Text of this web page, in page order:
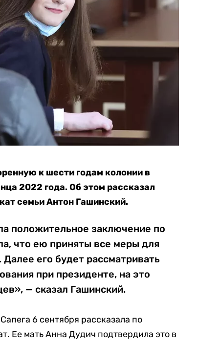
к шести годам колонии в
2022 года. Об этом рассказал
семьи Антон Гашинский.
положительное заключение по
что ею приняты все меры для
его будет рассматривать
при президенте, на это
— сказал Гашинский.
6 сентября рассказала по
Ее мать Анна Дудич подтвердила это в